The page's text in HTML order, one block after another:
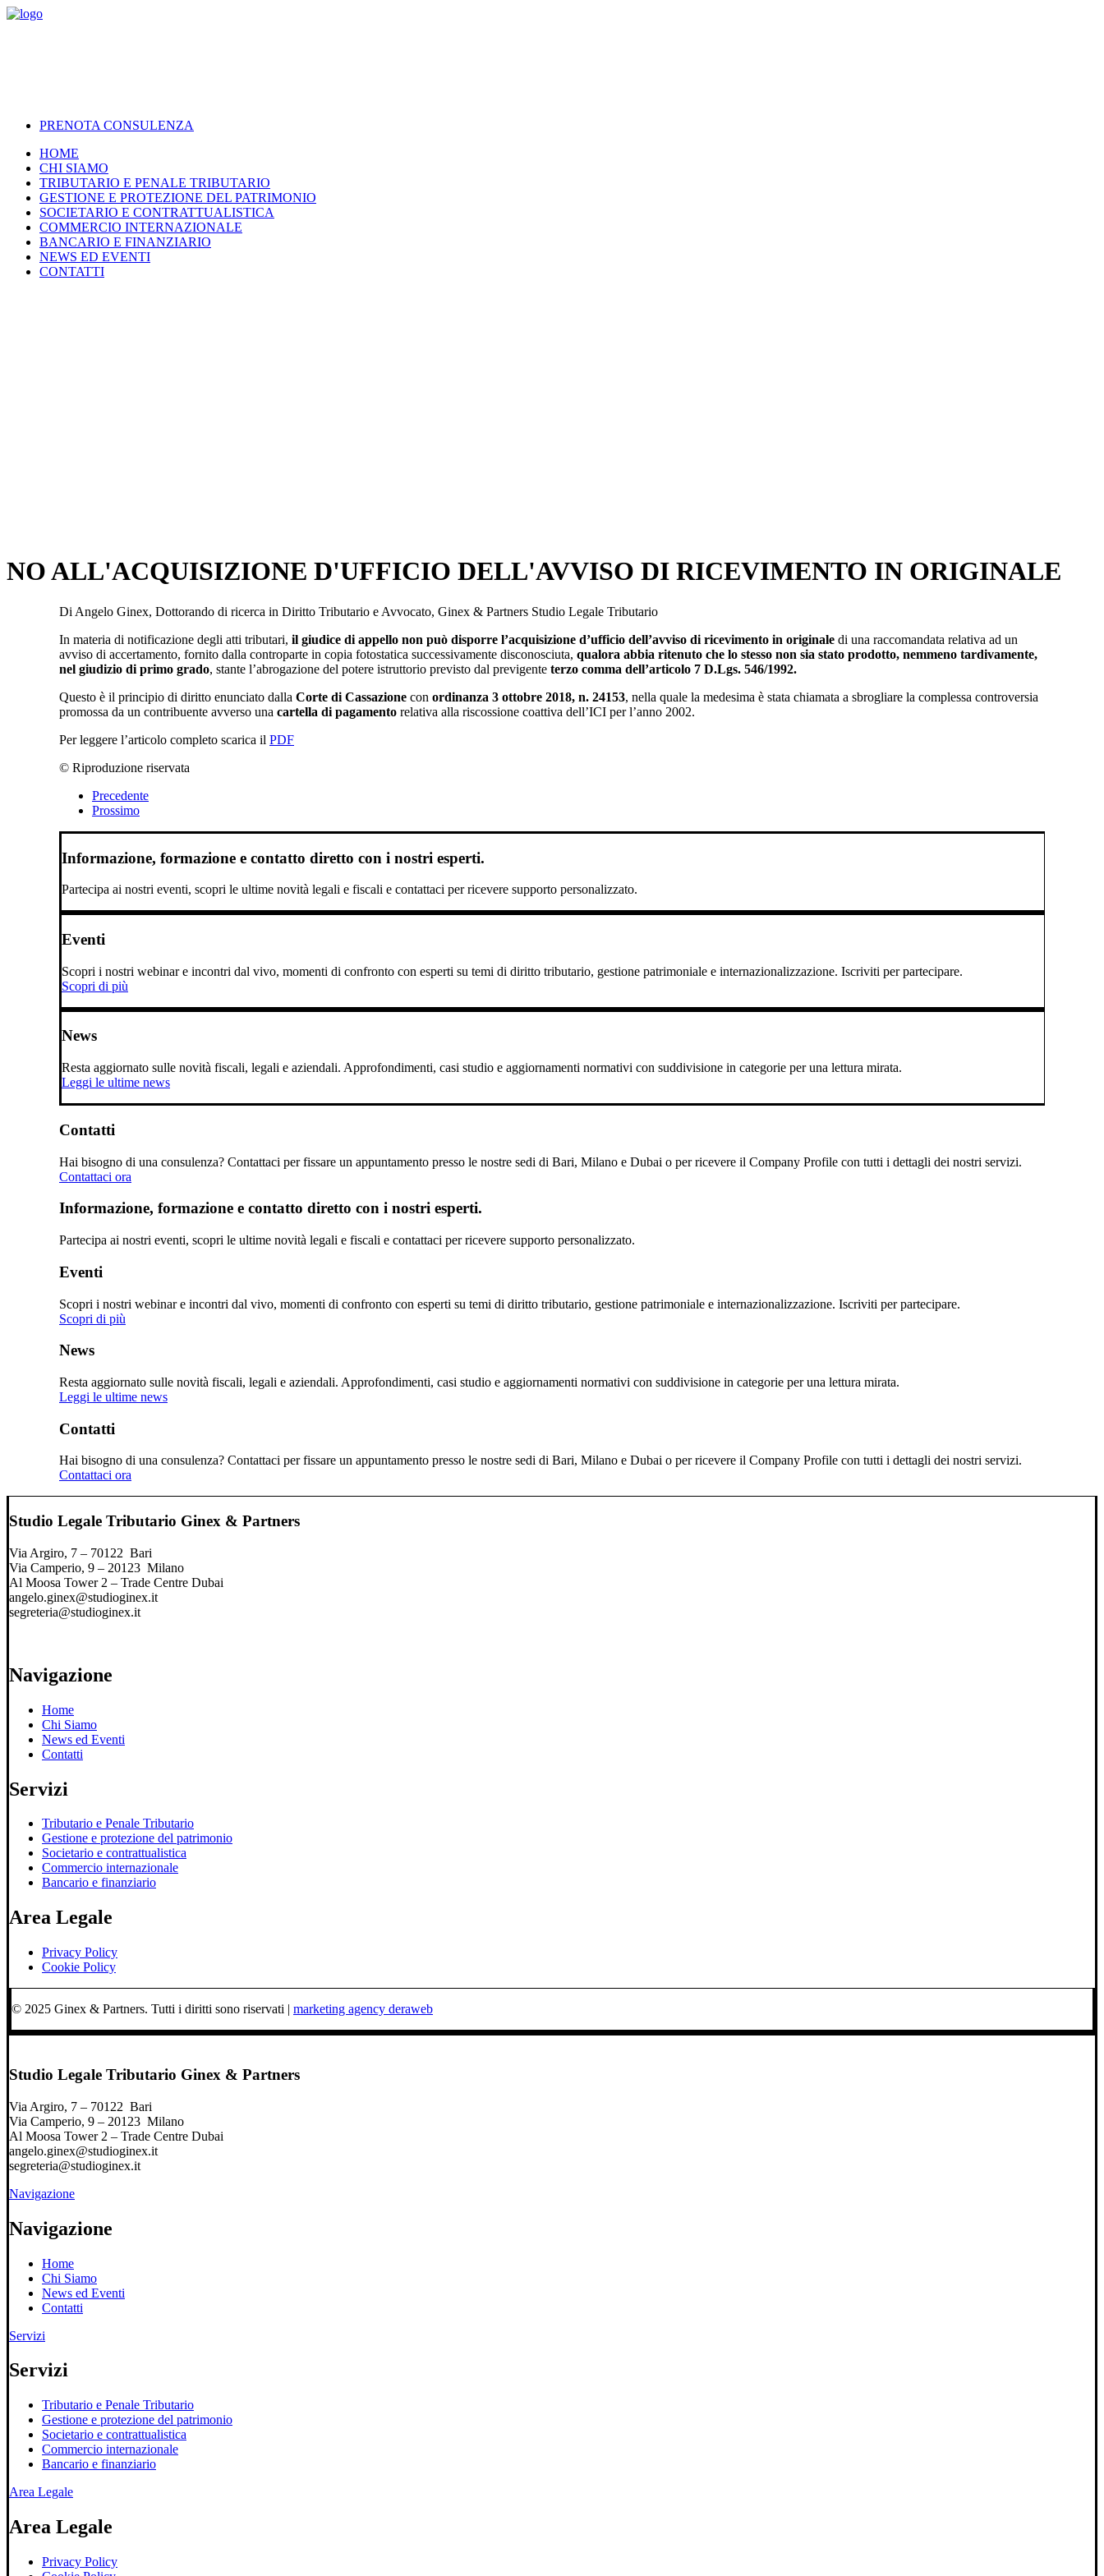
PRENOTA CONSULENZA
HOME
CHI SIAMO
TRIBUTARIO E PENALE TRIBUTARIO
GESTIONE E PROTEZIONE DEL PATRIMONIO
SOCIETARIO E CONTRATTUALISTICA
COMMERCIO INTERNAZIONALE
BANCARIO E FINANZIARIO
NEWS ED EVENTI
CONTATTI
NO ALL'ACQUISIZIONE D'UFFICIO DELL'AVVISO DI RICEVIMENTO IN ORIGINALE
Di Angelo Ginex, Dottorando di ricerca in Diritto Tributario e Avvocato, Ginex & Partners Studio Legale Tributario
In materia di notificazione degli atti tributari, il giudice di appello non può disporre l’acquisizione d’ufficio dell’avviso di ricevimento in originale di una raccomandata relativa ad un
avviso di accertamento, fornito dalla controparte in copia fotostatica successivamente disconosciuta, qualora abbia ritenuto che lo stesso non sia stato prodotto, nemmeno tardivamente,
nel giudizio di primo grado, stante l’abrogazione del potere istruttorio previsto dal previgente terzo comma dell’articolo 7 D.Lgs. 546/1992.
Questo è il principio di diritto enunciato dalla Corte di Cassazione con ordinanza 3 ottobre 2018, n. 24153, nella quale la medesima è stata chiamata a sbrogliare la complessa controversia
promossa da un contribuente avverso una cartella di pagamento relativa alla riscossione coattiva dell’ICI per l’anno 2002.
Per leggere l’articolo completo scarica il PDF
© Riproduzione riservata
Precedente
Prossimo
Informazione, formazione e contatto diretto con i nostri esperti.
Partecipa ai nostri eventi, scopri le ultime novità legali e fiscali e contattaci per ricevere supporto personalizzato.
Eventi
Scopri i nostri webinar e incontri dal vivo, momenti di confronto con esperti su temi di diritto tributario, gestione patrimoniale e internazionalizzazione. Iscriviti per partecipare.
Scopri di più
News
Resta aggiornato sulle novità fiscali, legali e aziendali. Approfondimenti, casi studio e aggiornamenti normativi con suddivisione in categorie per una lettura mirata.
Leggi le ultime news
Contatti
Hai bisogno di una consulenza? Contattaci per fissare un appuntamento presso le nostre sedi di Bari, Milano e Dubai o per ricevere il Company Profile con tutti i dettagli dei nostri servizi.
Contattaci ora
Informazione, formazione e contatto diretto con i nostri esperti.
Partecipa ai nostri eventi, scopri le ultime novità legali e fiscali e contattaci per ricevere supporto personalizzato.
Eventi
Scopri i nostri webinar e incontri dal vivo, momenti di confronto con esperti su temi di diritto tributario, gestione patrimoniale e internazionalizzazione. Iscriviti per partecipare.
Scopri di più
News
Resta aggiornato sulle novità fiscali, legali e aziendali. Approfondimenti, casi studio e aggiornamenti normativi con suddivisione in categorie per una lettura mirata.
Leggi le ultime news
Contatti
Hai bisogno di una consulenza? Contattaci per fissare un appuntamento presso le nostre sedi di Bari, Milano e Dubai o per ricevere il Company Profile con tutti i dettagli dei nostri servizi.
Contattaci ora
Studio Legale Tributario Ginex & Partners
Via Argiro, 7 – 70122 Bari
Via Camperio, 9 – 20123 Milano
Al Moosa Tower 2 – Trade Centre Dubai
angelo.ginex@studioginex.it
segreteria@studioginex.it
Navigazione
Home
Chi Siamo
News ed Eventi
Contatti
Servizi
Tributario e Penale Tributario
Gestione e protezione del patrimonio
Societario e contrattualistica
Commercio internazionale
Bancario e finanziario
Area Legale
Privacy Policy
Cookie Policy
© 2025 Ginex & Partners. Tutti i diritti sono riservati | marketing agency deraweb
Studio Legale Tributario Ginex & Partners
Via Argiro, 7 – 70122 Bari
Via Camperio, 9 – 20123 Milano
Al Moosa Tower 2 – Trade Centre Dubai
angelo.ginex@studioginex.it
segreteria@studioginex.it
Navigazione
Navigazione
Home
Chi Siamo
News ed Eventi
Contatti
Servizi
Servizi
Tributario e Penale Tributario
Gestione e protezione del patrimonio
Societario e contrattualistica
Commercio internazionale
Bancario e finanziario
Area Legale
Area Legale
Privacy Policy